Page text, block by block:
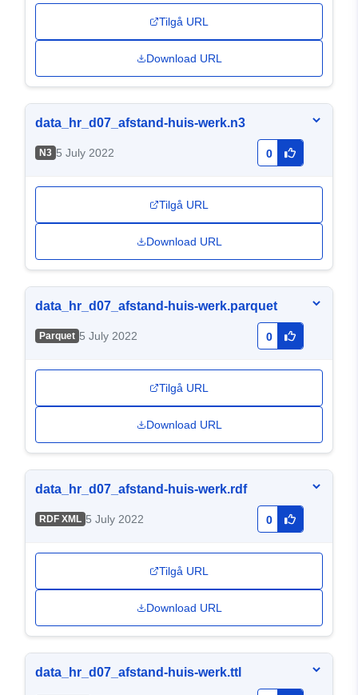
Tilgå URL
Download URL
data_hr_d07_afstand-huis-werk.n3
N3 5 July 2022 0
Tilgå URL
Download URL
data_hr_d07_afstand-huis-werk.parquet
Parquet 5 July 2022 0
Tilgå URL
Download URL
data_hr_d07_afstand-huis-werk.rdf
RDF XML 5 July 2022 0
Tilgå URL
Download URL
data_hr_d07_afstand-huis-werk.ttl